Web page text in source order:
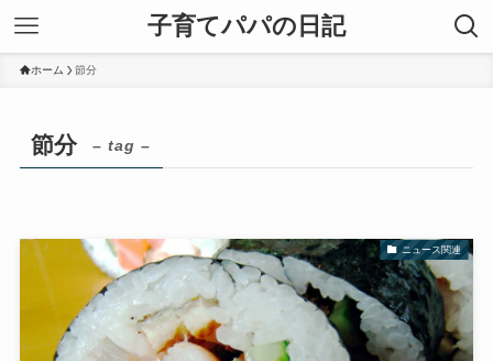
子育てパパの日記
ホーム 節分
節分 – tag –
ニュース関連